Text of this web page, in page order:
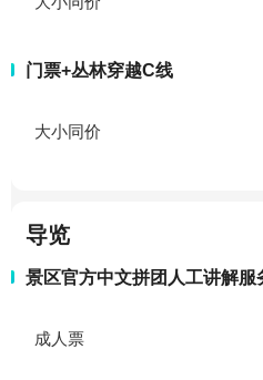
门票+丛林穿越C线
大小同价
导览
景区官方中文拼团人工讲解服
成人票